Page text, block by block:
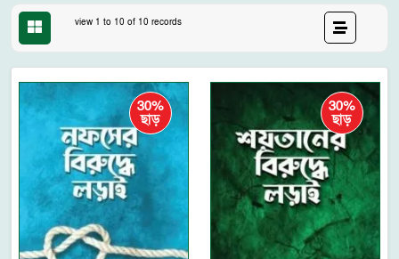
view 1 to 10 of 10 records
30%
ছাড়
30%
ছাড়